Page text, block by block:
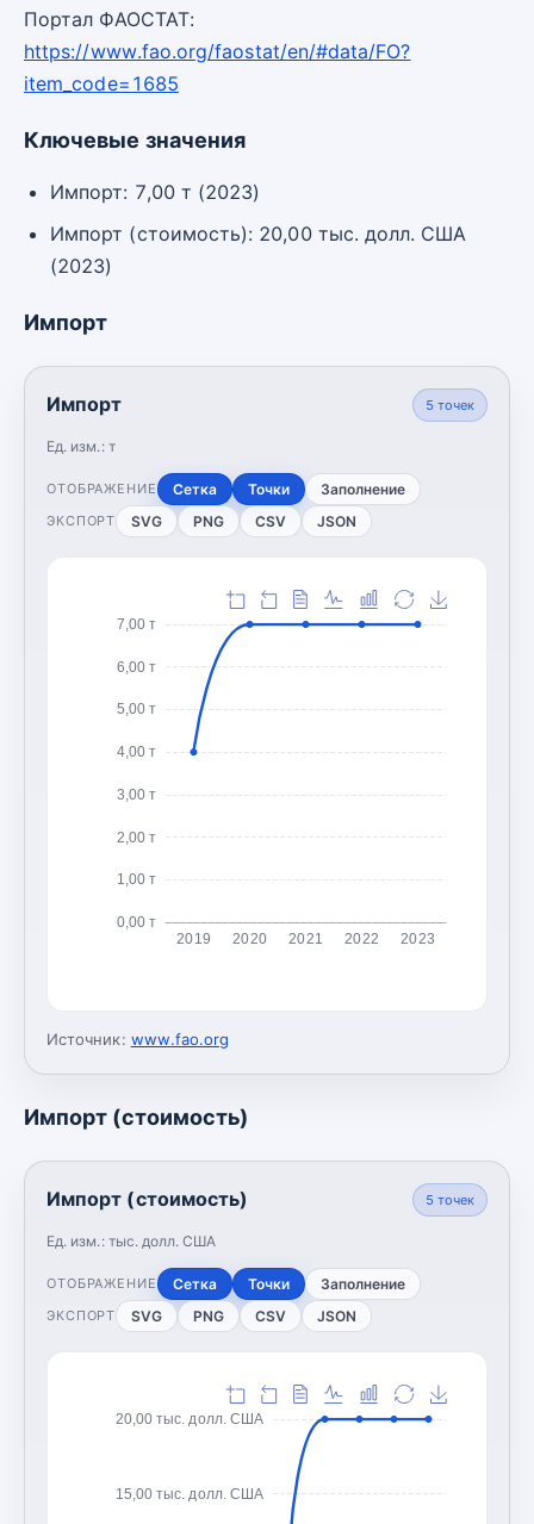
Портал ФАОСТАТ:
https://www.fao.org/faostat/en/#data/FO?
item_code=1685
Ключевые значения
Импорт: 7,00 т (2023)
Импорт (стоимость): 20,00 тыс. долл. США
(2023)
Импорт
Импорт
Ед. изм.: т
5 точек
ОТОБРАЖЕНИЕ Сетка Точки Заполнение
ЭКСПОРТ SVG PNG CSV JSON
0,00 т
1,00 т
2,00 т
3,00 т
4,00 т
5,00 т
6,00 т
7,00 т
2019 2020 2021 2022 2023
Источник: www.fao.org
Импорт (стоимость)
Импорт (стоимость)
Ед. изм.: тыс. долл. США
5 точек
ОТОБРАЖЕНИЕ Сетка Точки Заполнение
ЭКСПОРТ SVG PNG CSV JSON
15,00 тыс. долл. США
20,00 тыс. долл. США